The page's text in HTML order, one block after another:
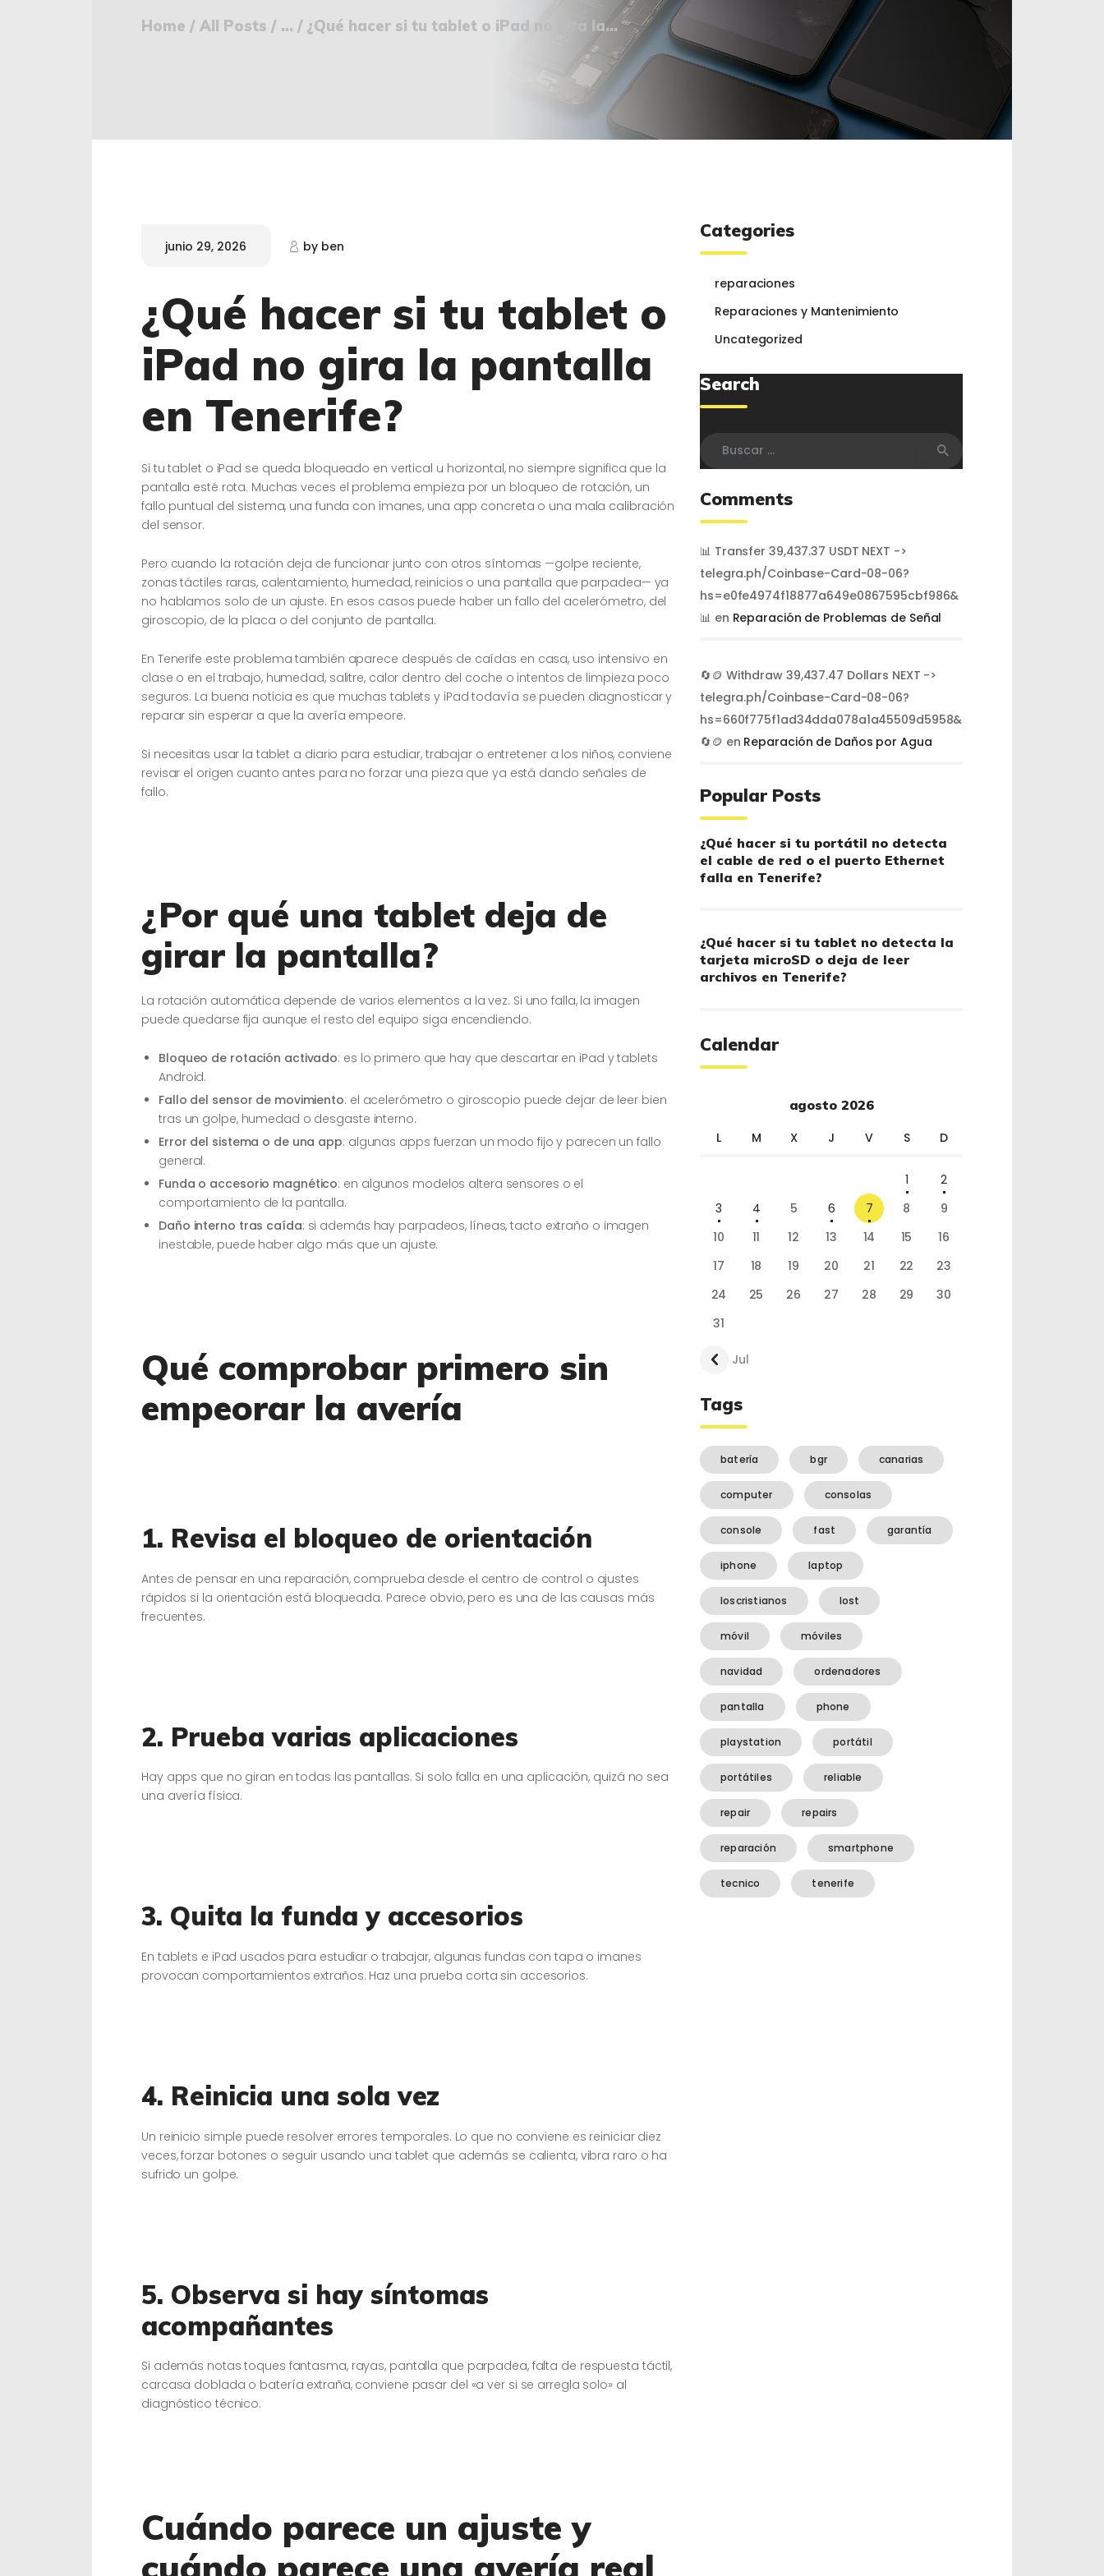
Home All Posts ... ¿Qué hacer si tu tablet o iPad no gira la...
🔒 POLÍTICA DE
junio 29, 2026 byben
¿Qué hacer si tu tablet o
iPad no gira la pantalla
en Tenerife?
Si tu tablet o iPad se queda bloqueado en vertical u horizontal, no siempre significa que la
pantalla esté rota. Muchas veces el problema empieza por un bloqueo de rotación, un
fallo puntual del sistema, una funda con imanes, una app concreta o una mala calibración
del sensor.
Pero cuando la rotación deja de funcionar junto con otros síntomas —golpe reciente,
zonas táctiles raras, calentamiento, humedad, reinicios o una pantalla que parpadea— ya
no hablamos solo de un ajuste. En esos casos puede haber un fallo del acelerómetro, del
giroscopio, de la placa o del conjunto de pantalla.
En Tenerife este problema también aparece después de caídas en casa, uso intensivo en
clase o en el trabajo, humedad, salitre, calor dentro del coche o intentos de limpieza poco
seguros. La buena noticia es que muchas tablets y iPad todavía se pueden diagnosticar y
reparar sin esperar a que la avería empeore.
Si necesitas usar la tablet a diario para estudiar, trabajar o entretener a los niños, conviene
revisar el origen cuanto antes para no forzar una pieza que ya está dando señales de
fallo.
¿Por qué una tablet deja de
girar la pantalla?
La rotación automática depende de varios elementos a la vez. Si uno falla, la imagen
puede quedarse fija aunque el resto del equipo siga encendiendo.
Bloqueo de rotación activado: es lo primero que hay que descartar en iPad y tablets
Android.
Fallo del sensor de movimiento: el acelerómetro o giroscopio puede dejar de leer bien
tras un golpe, humedad o desgaste interno.
Error del sistema o de una app: algunas apps fuerzan un modo fijo y parecen un fallo
general.
Funda o accesorio magnético: en algunos modelos altera sensores o el
comportamiento de la pantalla.
Daño interno tras caída: si además hay parpadeos, líneas, tacto extraño o imagen
inestable, puede haber algo más que un ajuste.
Qué comprobar primero sin
empeorar la avería
1. Revisa el bloqueo de orientación
Antes de pensar en una reparación, comprueba desde el centro de control o ajustes
rápidos si la orientación está bloqueada. Parece obvio, pero es una de las causas más
frecuentes.
2. Prueba varias aplicaciones
Hay apps que no giran en todas las pantallas. Si solo falla en una aplicación, quizá no sea
una avería física.
3. Quita la funda y accesorios
En tablets e iPad usados para estudiar o trabajar, algunas fundas con tapa o imanes
provocan comportamientos extraños. Haz una prueba corta sin accesorios.
4. Reinicia una sola vez
Un reinicio simple puede resolver errores temporales. Lo que no conviene es reiniciar diez
veces, forzar botones o seguir usando una tablet que además se calienta, vibra raro o ha
sufrido un golpe.
5. Observa si hay síntomas
acompañantes
Si además notas toques fantasma, rayas, pantalla que parpadea, falta de respuesta táctil,
carcasa doblada o batería extraña, conviene pasar del «a ver si se arregla solo» al
diagnóstico técnico.
Cuándo parece un ajuste y
cuándo parece una avería real
Categories
reparaciones
Reparaciones y Mantenimiento
Uncategorized
Search
Comments
📊 Transfer 39,437.37 USDT NEXT ->
telegra.ph/Coinbase-Card-08-06?
hs=e0fe4974f18877a649e0867595cbf986&
📊 en Reparación de Problemas de Señal
🔄🪙 Withdraw 39,437.47 Dollars NEXT ->
telegra.ph/Coinbase-Card-08-06?
hs=660f775f1ad34dda078a1a45509d5958&
🔄🪙 en Reparación de Daños por Agua
Popular Posts
¿Qué hacer si tu portátil no detecta
el cable de red o el puerto Ethernet
falla en Tenerife?
¿Qué hacer si tu tablet no detecta la
tarjeta microSD o deja de leer
archivos en Tenerife?
Calendar
agosto 2026
L M X J V S D
1
2
3
4 5 6 7 8
9
10
11 12 13 14 15
16
17
18 19 20 21 22
23
24
25 26 27 28 29
30
31
« Jul
Tags
batería bgr canarias
computer consolas
console fast garantía
iphone laptop
loscristianos lost
móvil móviles
navidad ordenadores
pantalla phone
playstation portátil
portátiles reliable
repair repairs
reparación smartphone
tecnico tenerife